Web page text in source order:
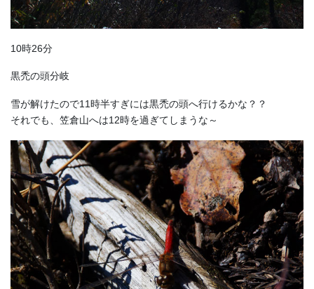
10時26分
黒禿の頭分岐
雪が解けたので11時半すぎには黒禿の頭へ行けるかな？？
それでも、笠倉山へは12時を過ぎてしまうな～